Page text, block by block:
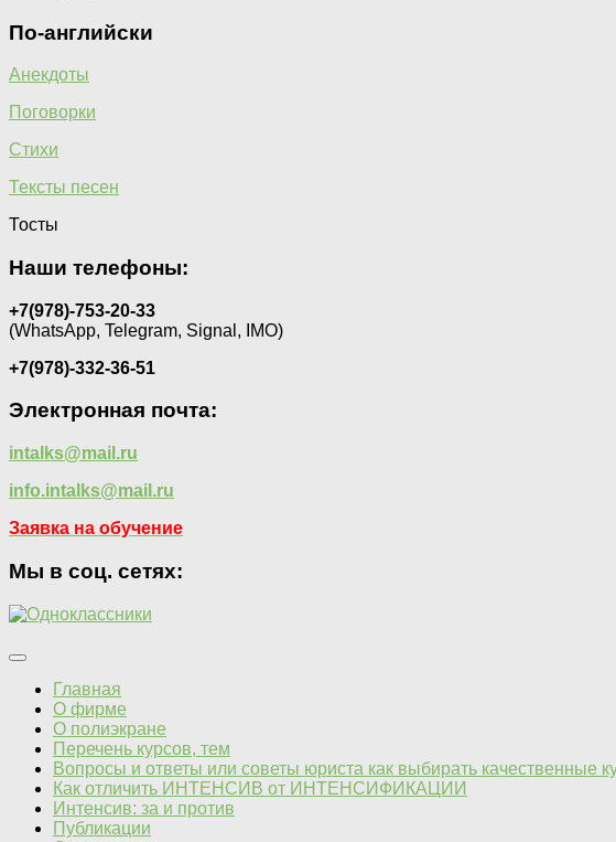
По-английски
Анекдоты
Поговорки
Стихи
Тексты песен
Тосты
Наши телефоны:
+7(978)-753-20-33
(WhatsApp, Telegram, Signal, IMO)
+7(978)-332-36-51
Электронная почта:
intalks@mail.ru
info.intalks@mail.ru
Заявка на обучение
Мы в соц. сетях:
Главная
О фирме
О полиэкране
Перечень курсов, тем
Вопросы и ответы или советы юриста как выбирать качественные
Как отличить ИНТЕНСИВ от ИНТЕНСИФИКАЦИИ
Интенсив: за и против
Публикации